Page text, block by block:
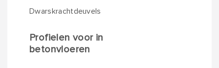
Dwarskrachtdeuvels
Profielen voor in
betonvloeren